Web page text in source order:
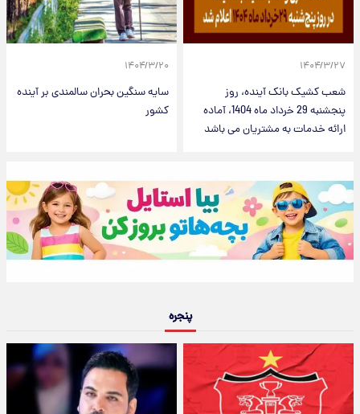
۱۴۰۴/۳/۲۷
شعب کشیک بانک آینده، روز
پنج‏شنبه 29 خرداد ماه 1404، آماده
ارائه خدمات به مشتریان می باشد
۱۴۰۴/۳/۲۰
سایه سنگین بحران سالمندی بر آینده
کشور
پنجره